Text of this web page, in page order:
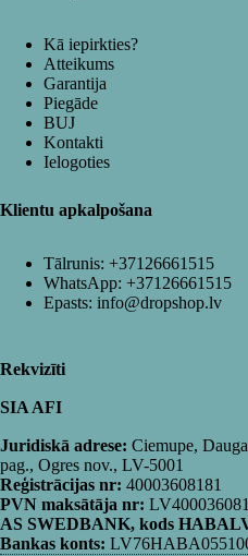
Kā iepirkties?
Atteikums
Garantija
Piegāde
BUJ
Kontakti
Ielogoties
Klientu apkalpošana
Tālrunis: +37126661515
WhatsApp: +37126661515
Epasts: info@dropshop.lv
Rekvizīti
SIA AFI
Juridiskā adrese: Ciemupe,
pag., Ogres nov., LV-5001
Reģistrācijas nr: 40003608181
PVN maksātāja nr:
AS SWEDBANK, kods
Bankas konts: